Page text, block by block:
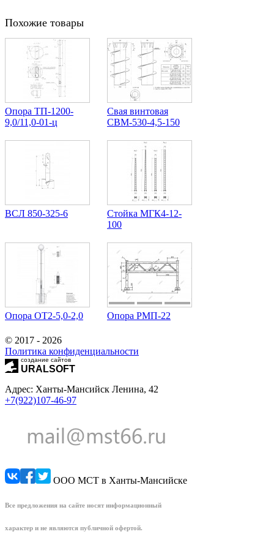
Похожие товары
Опора ТП-1200-
9,0/11,0-01-ц
Свая винтовая
СВМ-530-4,5-150
ВСЛ 850-325-6
Стойка МГК4-12-
100
Опора ОТ2-5,0-2,0 Опора РМП-22
© 2017 - 2026
Политика конфиденциальности
создание сайтов
URALSOFT
Адрес: Ханты-Мансийск Ленина, 42
+7(922)107-46-97
ООО МСТ в Ханты-Мансийске
Все предложения на сайте носят информационный
характер и не являются публичной офертой.